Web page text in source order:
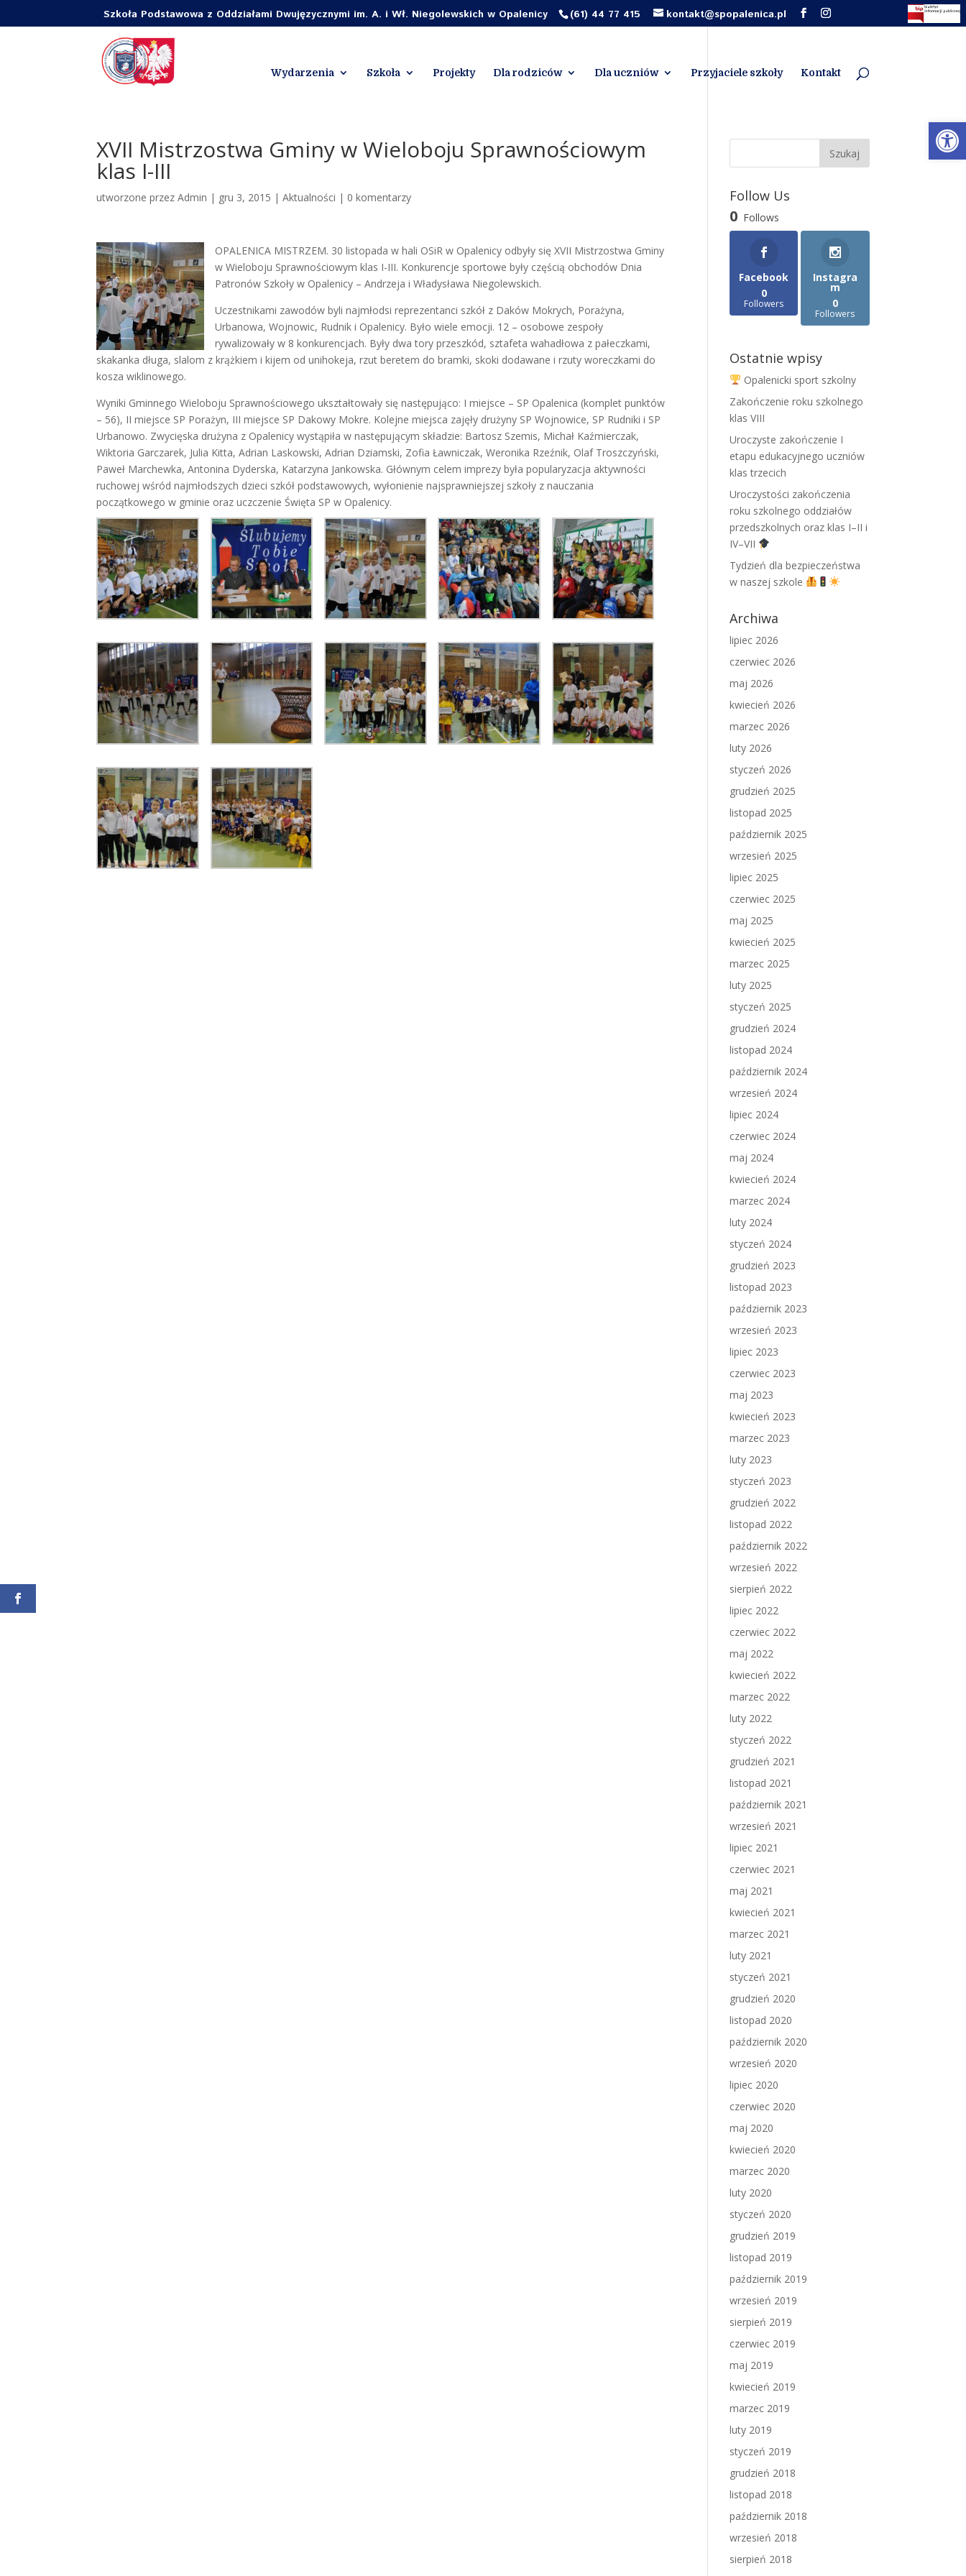
Szkoła Podstawowa z Oddziałami Dwujęzycznymi im. A. i Wł. Niegolewskich w Opalenicy (61) 44 77 415 kontakt@spopalenica.pl
Wydarzenia Szkoła Projekty Dla rodziców Dla uczniów Przyjaciele szkoły Kontakt
XVII Mistrzostwa Gminy w Wieloboju Sprawnościowym
klas I-III
utworzone przezAdmin | gru 3, 2015 |Aktualności | 0 komentarzy
OPALENICA MISTRZEM. 30 listopada w hali OSiR w Opalenicy odbyły się XVII Mistrzostwa Gminy
w Wieloboju Sprawnościowym klas I-III. Konkurencje sportowe były częścią obchodów Dnia
Patronów Szkoły w Opalenicy – Andrzeja i Władysława Niegolewskich.
Uczestnikami zawodów byli najmłodsi reprezentanci szkół z Daków Mokrych, Porażyna,
Urbanowa, Wojnowic, Rudnik i Opalenicy. Było wiele emocji. 12 – osobowe zespoły
rywalizowały w 8 konkurencjach. Były dwa tory przeszkód, sztafeta wahadłowa z pałeczkami,
skakanka długa, slalom z krążkiem i kijem od unihokeja, rzut beretem do bramki, skoki dodawane i rzuty woreczkami do
kosza wiklinowego.
Wyniki Gminnego Wieloboju Sprawnościowego ukształtowały się następująco: I miejsce – SP Opalenica (komplet punktów
– 56), II miejsce SP Porażyn, III miejsce SP Dakowy Mokre. Kolejne miejsca zajęły drużyny SP Wojnowice, SP Rudniki i SP
Urbanowo. Zwycięska drużyna z Opalenicy wystąpiła w następującym składzie: Bartosz Szemis, Michał Kaźmierczak,
Wiktoria Garczarek, Julia Kitta, Adrian Laskowski, Adrian Dziamski, Zofia Ławniczak, Weronika Rzeźnik, Olaf Troszczyński,
Paweł Marchewka, Antonina Dyderska, Katarzyna Jankowska. Głównym celem imprezy była popularyzacja aktywności
ruchowej wśród najmłodszych dzieci szkół podstawowych, wyłonienie najsprawniejszej szkoły z nauczania
początkowego w gminie oraz uczczenie Święta SP w Opalenicy.
Follow Us
0 Follows
Facebook
0
Followers
Instagra
m
0
Followers
Ostatnie wpisy
Opalenicki sport szkolny
Zakończenie roku szkolnego
klas VIII
Uroczyste zakończenie I
etapu edukacyjnego uczniów
klas trzecich
Uroczystości zakończenia
roku szkolnego oddziałów
przedszkolnych oraz klas I–II i
IV–VII
Tydzień dla bezpieczeństwa
w naszej szkole
Archiwa
lipiec 2026
czerwiec 2026
maj 2026
kwiecień 2026
marzec 2026
luty 2026
styczeń 2026
grudzień 2025
listopad 2025
październik 2025
wrzesień 2025
lipiec 2025
czerwiec 2025
maj 2025
kwiecień 2025
marzec 2025
luty 2025
styczeń 2025
grudzień 2024
listopad 2024
październik 2024
wrzesień 2024
lipiec 2024
czerwiec 2024
maj 2024
kwiecień 2024
marzec 2024
luty 2024
styczeń 2024
grudzień 2023
listopad 2023
październik 2023
wrzesień 2023
lipiec 2023
czerwiec 2023
maj 2023
kwiecień 2023
marzec 2023
luty 2023
styczeń 2023
grudzień 2022
listopad 2022
październik 2022
wrzesień 2022
sierpień 2022
lipiec 2022
czerwiec 2022
maj 2022
kwiecień 2022
marzec 2022
luty 2022
styczeń 2022
grudzień 2021
listopad 2021
październik 2021
wrzesień 2021
lipiec 2021
czerwiec 2021
maj 2021
kwiecień 2021
marzec 2021
luty 2021
styczeń 2021
grudzień 2020
listopad 2020
październik 2020
wrzesień 2020
lipiec 2020
czerwiec 2020
maj 2020
kwiecień 2020
marzec 2020
luty 2020
styczeń 2020
grudzień 2019
listopad 2019
październik 2019
wrzesień 2019
sierpień 2019
czerwiec 2019
maj 2019
kwiecień 2019
marzec 2019
luty 2019
styczeń 2019
grudzień 2018
listopad 2018
październik 2018
wrzesień 2018
sierpień 2018